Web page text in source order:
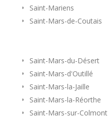
Saint-Mariens
Saint-Mars-de-Coutais
Saint-Mars-du-Désert
Saint-Mars-d'Outillé
Saint-Mars-la-Jaille
Saint-Mars-la-Réorthe
Saint-Mars-sur-Colmont